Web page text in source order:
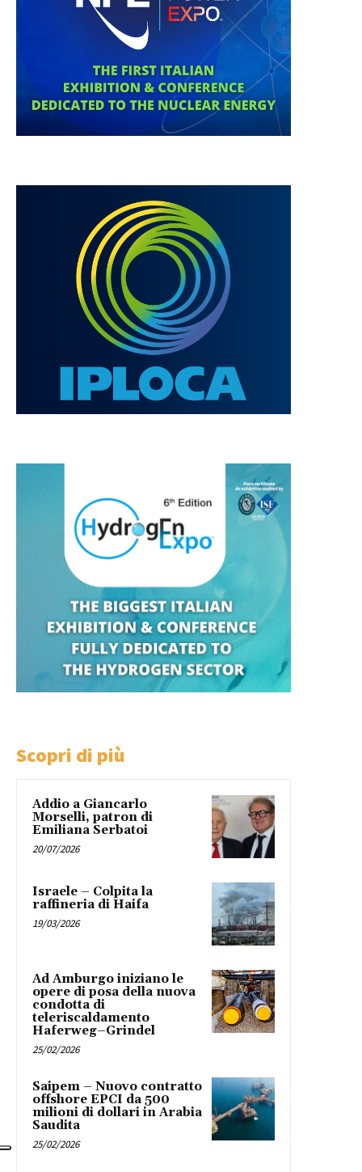
Scopri di più
Addio a Giancarlo
Morselli, patron di
Emiliana Serbatoi
20/07/2026
Israele – Colpita la
raffineria di Haifa
19/03/2026
Ad Amburgo iniziano le
opere di posa della nuova
condotta di
teleriscaldamento
Haferweg–Grindel
25/02/2026
Saipem – Nuovo contratto
offshore EPCI da 500
milioni di dollari in Arabia
Saudita
25/02/2026